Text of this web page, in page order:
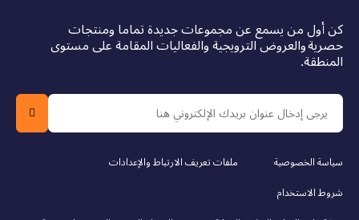
كن أول من يسمع عن مجموعات جديدة تماما ومنتجات
حصرية والعروض الترويجية والفعاليات المقامة على مستوى
المنطقة.
سياسة الخصوصية
ملفات تعريف الارتباط والإعدادات
شروط الاستخدام